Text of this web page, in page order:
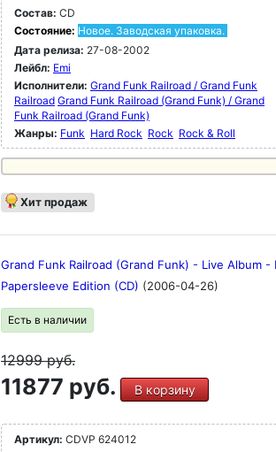
Состав: CD
Состояние: Новое. Заводская упаковка.
Дата релиза: 27-08-2002
Лейбл: Emi
Исполнители: Grand Funk Railroad / Grand Funk
Railroad Grand Funk Railroad (Grand Funk) / Grand
Funk Railroad (Grand Funk)
Жанры: Funk Hard Rock Rock Rock & Roll
Хит продаж
Grand Funk Railroad (Grand Funk) - Live Album -
Papersleeve Edition (CD) (2006-04-26)
Есть в наличии
12999руб.
11877 руб. В корзину
Артикул: CDVP 624012